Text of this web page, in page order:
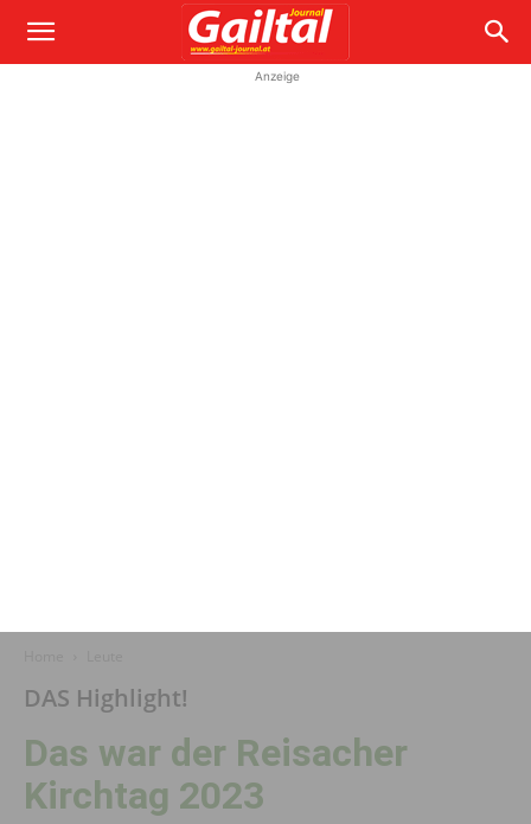
Anzeige
DAS Highlight!
Das war der Reisacher
Kirchtag 2023